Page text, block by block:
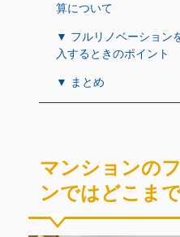
算について
▼ フルリノベーション
入するときのポイント
▼ まとめ
マンションの
ンではどこま